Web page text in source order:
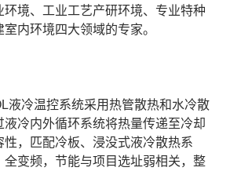
环境、工业工艺产研环境、专业特种
内环境四大领域的专家。
液冷温控系统采用热管散热和水冷散
冷内外循环系统将热量传递至冷却
，匹配冷板、浸没式液冷散热系
全变频，节能与项目选址弱相关，整